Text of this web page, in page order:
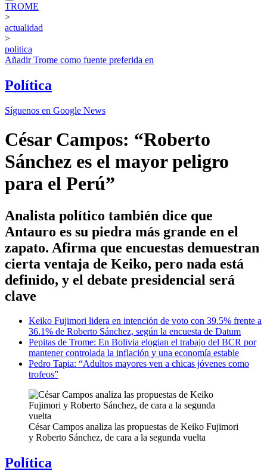
TROME
>
actualidad
>
politica
AñadirTrome como fuente preferida en
Política
Síguenos en Google News
César Campos: “Roberto
Sánchez es el mayor peligro
para el Perú”
Analista político también dice que
Antauro es su piedra más grande en el
zapato. Afirma que encuestas demuestran
cierta ventaja de Keiko, pero nada está
definido, y el debate presidencial será
clave
Keiko Fujimori lidera en intención de voto con 39.5% frente a
36.1% de Roberto Sánchez, según la encuesta de Datum
Pepitas de Trome: En Bolivia elogian el trabajo del BCR por
mantener controlada la inflación y una economía estable
Pedro Tapia: “Adultos mayores ven a chicas jóvenes como
trofeos”
César Campos analiza las propuestas de Keiko Fujimori
y Roberto Sánchez, de cara a la segunda vuelta
Política